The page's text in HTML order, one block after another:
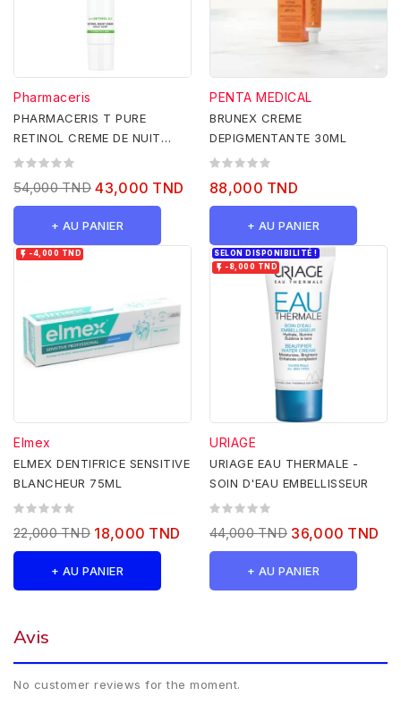
Pharmaceris
PHARMACERIS T PURE
RETINOL CREME DE NUIT
40ML
54,000 TND 43,000 TND
+ AU PANIER
PENTA MEDICAL
BRUNEX CREME
DEPIGMENTANTE 30ML
88,000 TND
+ AU PANIER
 -4,000 TND
Elmex
ELMEX DENTIFRICE SENSITIVE
BLANCHEUR 75ML
22,000 TND 18,000 TND
+ AU PANIER
SELON DISPONIBILITÉ !
 -8,000 TND
URIAGE
URIAGE EAU THERMALE -
SOIN D'EAU EMBELLISSEUR
44,000 TND 36,000 TND
+ AU PANIER
Avis
No customer reviews for the moment.